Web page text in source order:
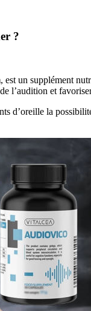
?
un supplément
l’audition et
d’oreille la